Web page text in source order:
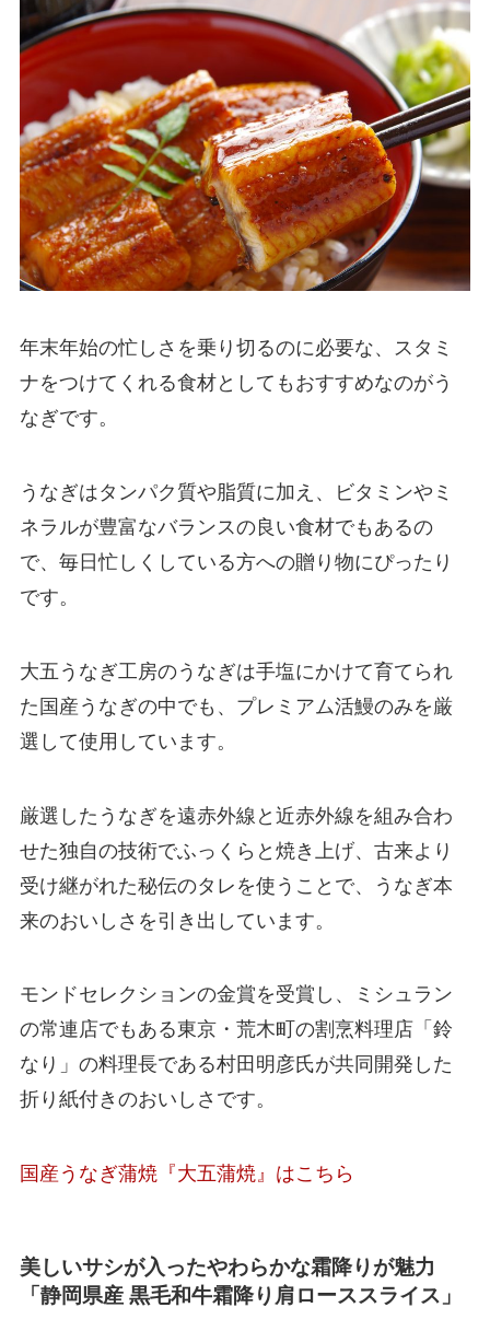
年末年始の忙しさを乗り切るのに必要な、スタミ
ナをつけてくれる食材としてもおすすめなのがう
なぎです。
うなぎはタンパク質や脂質に加え、ビタミンやミ
ネラルが豊富なバランスの良い食材でもあるの
で、毎日忙しくしている方への贈り物にぴったり
です。
大五うなぎ工房のうなぎは手塩にかけて育てられ
た国産うなぎの中でも、プレミアム活鰻のみを厳
選して使用しています。
厳選したうなぎを遠赤外線と近赤外線を組み合わ
せた独自の技術でふっくらと焼き上げ、古来より
受け継がれた秘伝のタレを使うことで、うなぎ本
来のおいしさを引き出しています。
モンドセレクションの金賞を受賞し、ミシュラン
の常連店でもある東京・荒木町の割烹料理店「鈴
なり」の料理長である村田明彦氏が共同開発した
折り紙付きのおいしさです。
国産うなぎ蒲焼『大五蒲焼』はこちら
美しいサシが入ったやわらかな霜降りが魅力
「静岡県産 黒毛和牛霜降り肩ローススライス」